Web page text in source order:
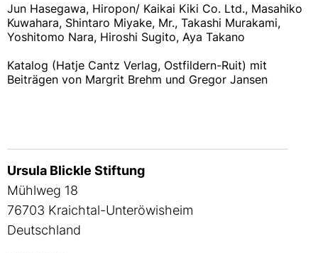
Jun Hasegawa, Hiropon/ Kaikai Kiki Co. Ltd., Masahiko
Kuwahara, Shintaro Miyake, Mr., Takashi Murakami,
Yoshitomo Nara, Hiroshi Sugito, Aya Takano
Katalog (Hatje Cantz Verlag, Ostfildern-Ruit) mit
Beiträgen von Margrit Brehm und Gregor Jansen
Ursula Blickle Stiftung
Mühlweg 18
76703 Kraichtal-Unteröwisheim
Deutschland